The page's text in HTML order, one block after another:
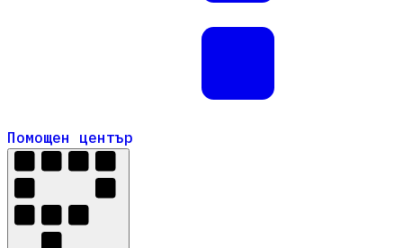
Помощен център
Помощен център